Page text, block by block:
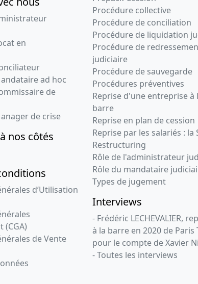
en
ad hoc
de
de crise
nos côtés
d’Utilisation
(CGA)
de Vente
Procédure collective
Procédure de conciliation
Procédure de liquidation
Procédure de
judiciaire
Procédure de sauvegarde
Procédures préventives
Reprise d'une entreprise à
barre
Reprise en plan de cession
Reprise par les salariés : la
Restructuring
Rôle de l'administrateur
Rôle du mandataire
Types de jugement
Interviews
- Frédéric LECHEVALIER,
à la barre en 2020 de Paris
pour le compte de Xavier
- Toutes les interviews